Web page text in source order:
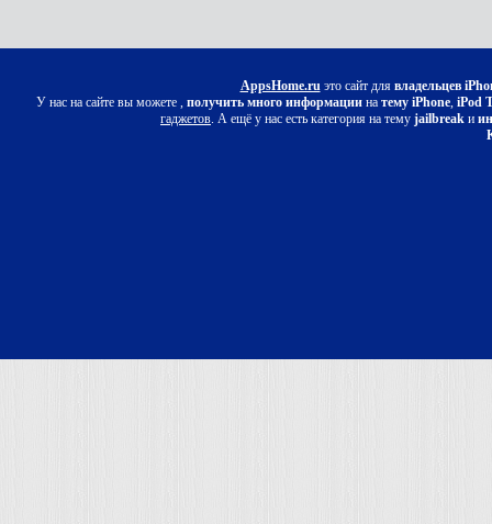
AppsHome.ruэто сайт для владельцев
У нас на сайте вы можете , получить много информациина тему iPhone,iPod
гаджетов. А ещё у нас есть категория на тему jailbreak и